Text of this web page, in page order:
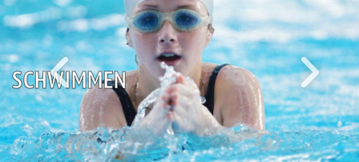
SCHWIMMEN